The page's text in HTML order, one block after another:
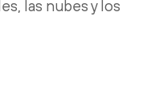
las nubes y los